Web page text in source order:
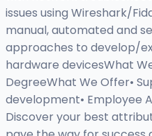
issues using Wireshark/
manual, automated and
approaches to develop/
hardware devicesWhat
DegreeWhat We Offer•
development• Employee
Discover your best